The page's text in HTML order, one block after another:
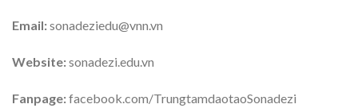
Email:sonadeziedu@vnn.vn
Website:sonadezi.edu.vn
Fanpage:facebook.com/TrungtamdaotaoSonadezi